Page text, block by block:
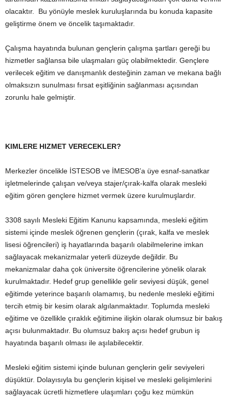
olacaktır. Bu yönüyle meslek kuruluşlarında bu konuda kapasite
geliştirme önem ve öncelik taşımaktadır.
Çalışma hayatında bulunan gençlerin çalışma şartları gereği bu
hizmetler sağlansa bile ulaşmaları güç olabilmektedir. Gençlere
verilecek eğitim ve danışmanlık desteğinin zaman ve mekana bağlı
olmaksızın sunulması fırsat eşitliğinin sağlanması açısından
zorunlu hale gelmiştir.
KIMLERE HIZMET VERECEKLER?
Merkezler öncelikle İSTESOB ve İMESOB’a üye esnaf-sanatkar
işletmelerinde çalışan ve/veya stajer/çırak-kalfa olarak mesleki
eğitim gören gençlere hizmet vermek üzere kurulmuşlardır.
3308 sayılı Mesleki Eğitim Kanunu kapsamında, mesleki eğitim
sistemi içinde meslek öğrenen gençlerin (çırak, kalfa ve meslek
lisesi öğrencileri) iş hayatlarında başarılı olabilmelerine imkan
sağlayacak mekanizmalar yeterli düzeyde değildir. Bu
mekanizmalar daha çok üniversite öğrencilerine yönelik olarak
kurulmaktadır. Hedef grup genellikle gelir seviyesi düşük, genel
eğitimde yeterince başarılı olamamış, bu nedenle mesleki eğitimi
tercih etmiş bir kesim olarak algılanmaktadır. Toplumda mesleki
eğitime ve özellikle çıraklık eğitimine ilişkin olarak olumsuz bir bakış
açısı bulunmaktadır. Bu olumsuz bakış açısı hedef grubun iş
hayatında başarılı olması ile aşılabilecektir.
Mesleki eğitim sistemi içinde bulunan gençlerin gelir seviyeleri
düşüktür. Dolayısıyla bu gençlerin kişisel ve mesleki gelişimlerini
sağlayacak ücretli hizmetlere ulaşımları çoğu kez mümkün